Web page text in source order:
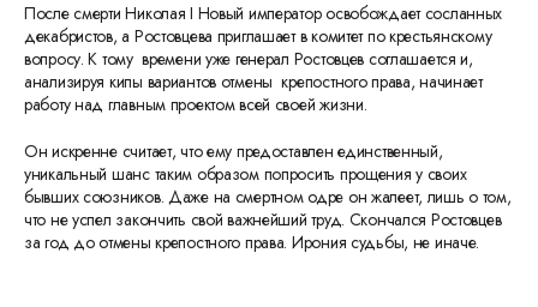
После смерти Николая I Новый император освобождает сосланных
декабристов, а Ростовцева приглашает в комитет по крестьянскому
вопросу. К тому времени уже генерал Ростовцев соглашается и,
анализируя кипы вариантов отмены крепостного права, начинает
работу над главным проектом всей своей жизни.
Он искренне считает, что ему предоставлен единственный,
уникальный шанс таким образом попросить прощения у своих
бывших союзников. Даже на смертном одре он жалеет, лишь о том,
что не успел закончить свой важнейший труд. Скончался Ростовцев
за год до отмены крепостного права. Ирония судьбы, не иначе.